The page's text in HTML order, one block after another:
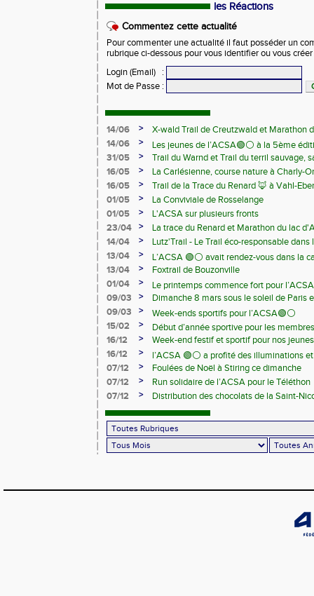
les Réactions
Commentez cette actualité
Pour commenter une actualité il faut posséder un
rubrique ci-dessous pour vous identifier ou vous
Login (Email)
:
Mot de Passe :
14/06 >
X-wald Trail de Creutzwald et Marathon
14/06
>
Les jeunes de l’ACSA🟢⚪️ à la 5ème
Samedi 13 juin
31/05 >
Trail du Warnd et Trail du terril sauvage,
16/05
>
La Carlésienne, course nature à Charly-
16/05
>
Trail de la Trace du Renard 🦊 à Vahl-
01/05
>
La Conviviale de Rosselange
01/05
>
L'ACSA sur plusieurs fronts
23/04
>
La trace du Renard et Marathon du lac
14/04
>
Lutz'Trail - Le Trail éco-responsable dans
13/04
>
L’ACSA 🟢⚪️ avait rendez-vous dans la
13/04
>
Foxtrail de Bouzonville
01/04
>
Le printemps commence fort pour
09/03
>
Dimanche 8 mars sous le soleil de Paris
09/03
>
Week-ends sportifs pour l’ACSA🟢⚪️
15/02
>
Début d’année sportive pour les
16/12
>
Week-end festif et sportif pour nos
16/12
>
l’ACSA 🟢⚪️ a profité des illuminations
07/12
>
Foulées de Noël à Stiring ce dimanche
07/12
>
Run solidaire de l’ACSA pour le Téléthon
07/12
> Distribution des chocolats de la Saint-